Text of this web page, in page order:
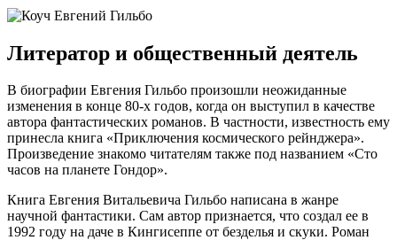
Литератор и общественный деятель
В биографии Евгения Гильбо произошли неожиданные
изменения в конце 80-х годов, когда он выступил в качестве
автора фантастических романов. В частности, известность ему
принесла книга «Приключения космического рейнджера».
Произведение знакомо читателям также под названием «Сто
часов на планете Гондор».
Книга Евгения Витальевича Гильбо написана в жанре
научной фантастики. Сам автор признается, что создал ее в
1992 году на даче в Кингисеппе от безделья и скуки. Роман